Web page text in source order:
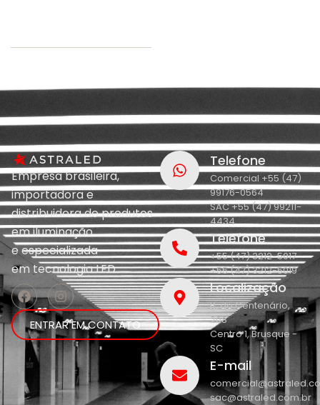
Empresa brasileira,
importadora e
distribuidora de produtos
em iluminação
eespecializada
emtecnologia LED.
ENTRAR EM CONTATO
Telefone
Comercial +55 (47)
99176-0564
SAC +55 (47) 99211-
4434
Telefone
+55 (47) 3212-5017
+55 (47) 3212-5019
Localização
R. do Centenário,
208
Centro 1, Brusque -
SC
E-mail
sac@astraled.com.br